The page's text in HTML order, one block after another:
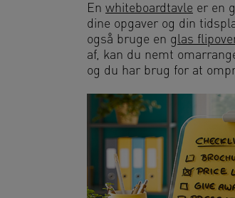
En whiteboardtavle er en
dine opgaver og din
også bruge en glas
af, kan du nemt
og du har brug for at